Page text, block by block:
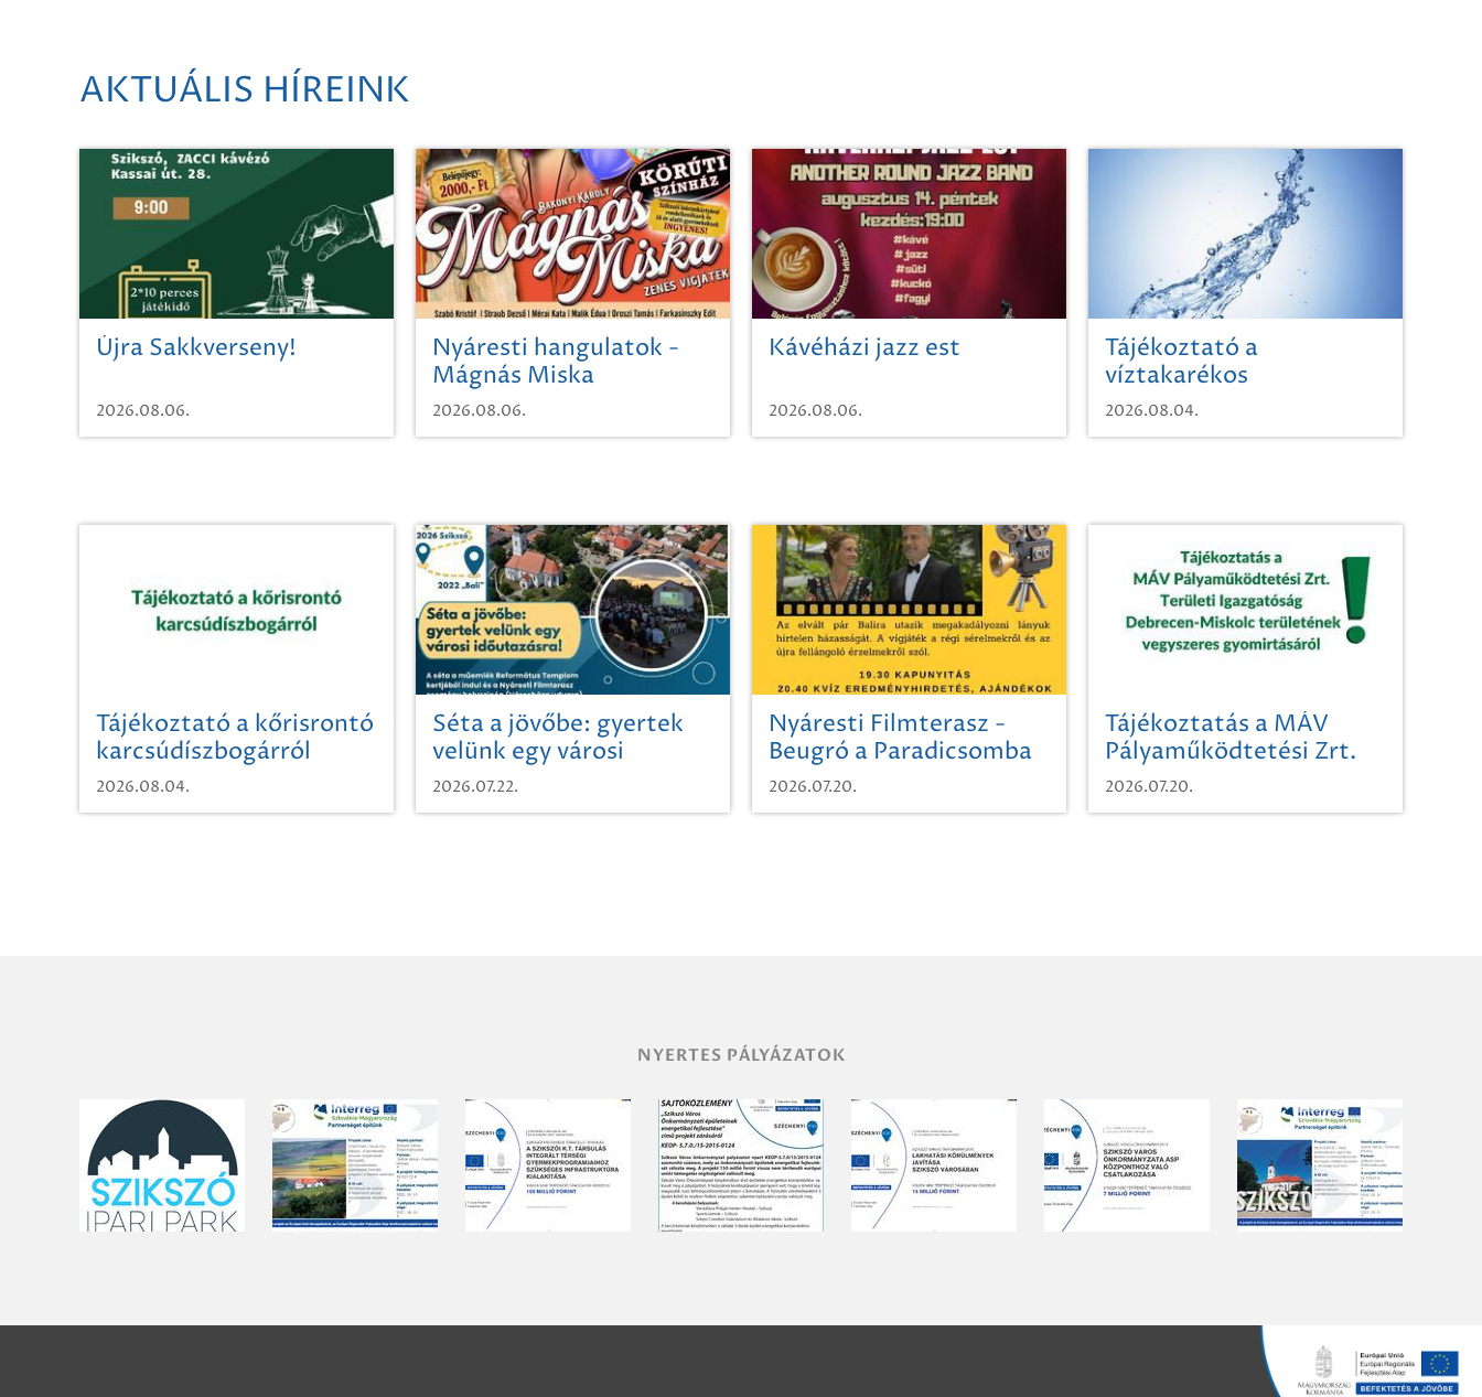
AKTUÁLIS HÍREINK
Újra Sakkverseny!
2026.08.06.
Nyáresti hangulatok -
Mágnás Miska
2026.08.06.
Kávéházi jazz est
2026.08.06.
Tájékoztató a
víztakarékos
vízhasználatról
2026.08.04.
Tájékoztató a kőrisrontó
karcsúdíszbogárról
2026.08.04.
Séta a jövőbe: gyertek
velünk egy városi
időutazásra!
2026.07.22.
Nyáresti Filmterasz -
Beugró a Paradicsomba
2026.07.20.
Tájékoztatás a MÁV
Pályaműködtetési Zrt.
Területi Igazgatóság
Debrecen-Miskolc
2026.07.20.
NYERTES PÁLYÁZATOK